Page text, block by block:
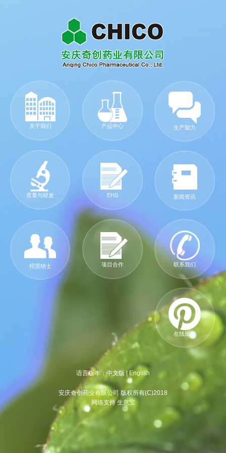
关于我们 产品中心 生产能力
质量与研发 EHS 新闻资讯
招贤纳士 项目合作 联系我们
在线留言
语言版本：中文版 English
安庆奇创药业有限公司 版权所有(C)2018
网络支持 生意宝